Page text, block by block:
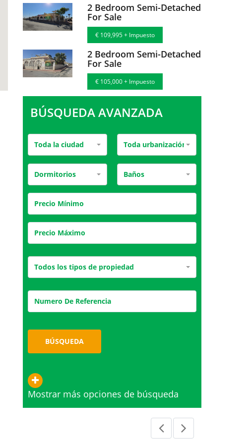
2 Bedroom Semi-Detached
For Sale
€ 109,995 + Impuesto
2 Bedroom Semi-Detached
For Sale
€ 105,000 + Impuesto
BÚSQUEDA AVANZADA
Toda la ciudad Toda urbanización
Dormitorios Baños
Todos los tipos de propiedad
BÚSQUEDA
Mostrar más opciones de búsqueda